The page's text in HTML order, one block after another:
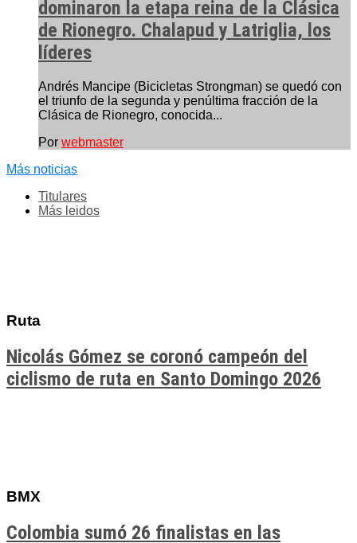
dominaron la etapa reina de la Clásica
de Rionegro. Chalapud y Latriglia, los
líderes
Andrés Mancipe (Bicicletas Strongman) se quedó con
el triunfo de la segunda y penúltima fracción de la
Clásica de Rionegro, conocida...
Por webmaster
Más noticias
Titulares
Más leidos
Ruta
Nicolás Gómez se coronó campeón del
ciclismo de ruta en Santo Domingo 2026
BMX
Colombia sumó 26 finalistas en las